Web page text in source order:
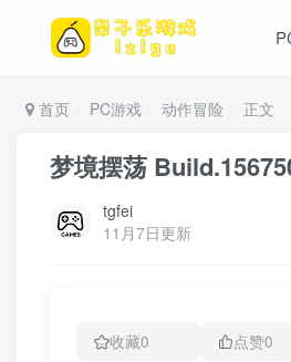
首页 PC游戏 动作冒险 正文
梦境摆荡
tgfei
11月7日更新
收藏0 点赞0